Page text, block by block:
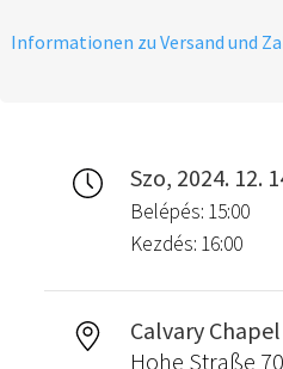
Informationen zu Versand und
Szo, 2024. 12.
Belépés: 15:00
Kezdés: 16:00
Calvary
Hohe Straße